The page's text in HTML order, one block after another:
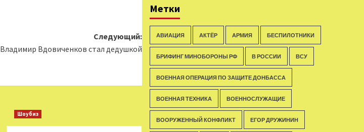
Следующий:
Владимир Вдовиченков стал дедушкой
Шоубиз
Метки
АВИАЦИЯ АКТЁР АРМИЯ БЕСПИЛОТНИКИ
БРИФИНГ МИНОБОРОНЫ РФ В РОССИИ ВСУ
ВОЕННАЯ ОПЕРАЦИЯ ПО ЗАЩИТЕ ДОНБАССА
ВОЕННАЯ ТЕХНИКА ВОЕННОСЛУЖАЩИЕ
ВООРУЖЕННЫЙ КОНФЛИКТ ЕГОР ДРУЖИНИН